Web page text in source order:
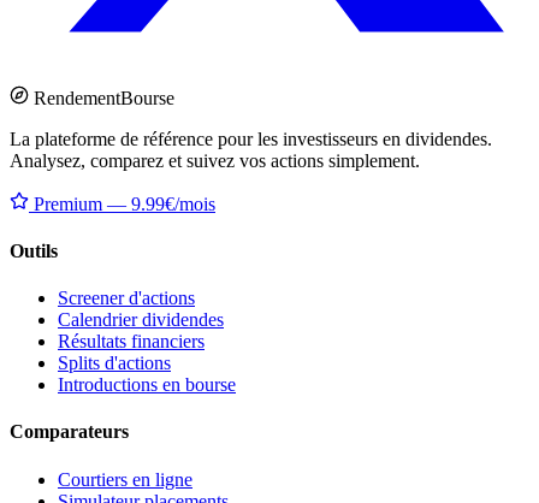
RendementBourse
La plateforme de référence pour les investisseurs en dividendes.
Analysez, comparez et suivez vos actions simplement.
Premium — 9.99€/mois
Outils
Screener d'actions
Calendrier dividendes
Résultats financiers
Splits d'actions
Introductions en bourse
Comparateurs
Courtiers en ligne